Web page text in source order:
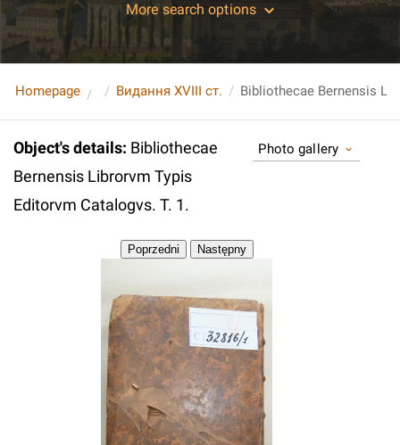
More search options
Homepage Видання XVIII ст.
Object's details: Bibliothecae
Bernensis Librorvm Typis
Editorvm Catalogvs. T. 1.
Photo gallery